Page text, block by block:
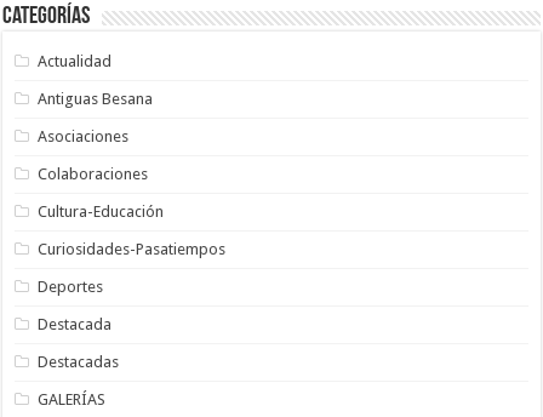
Categorías
Actualidad
Antiguas Besana
Asociaciones
Colaboraciones
Cultura-Educación
Curiosidades-Pasatiempos
Deportes
Destacada
Destacadas
GALERÍAS